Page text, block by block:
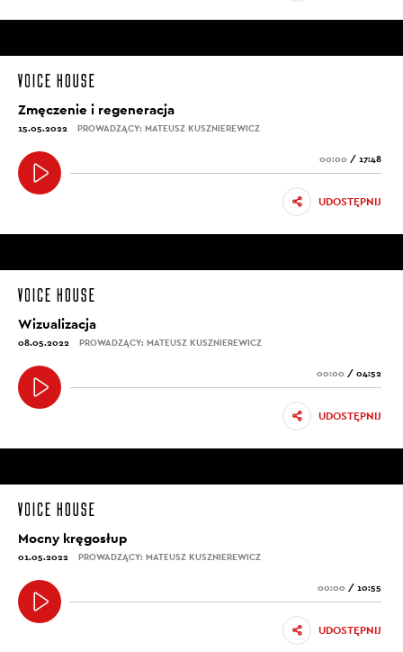
Zmęczenie i regeneracja
15.05.2022 PROWADZĄCY: MATEUSZ KUSZNIEREWICZ
00:00 / 17:48
UDOSTĘPNIJ
Wizualizacja
08.05.2022 PROWADZĄCY: MATEUSZ KUSZNIEREWICZ
00:00 / 04:52
UDOSTĘPNIJ
Mocny kręgosłup
01.05.2022 PROWADZĄCY: MATEUSZ KUSZNIEREWICZ
00:00 / 10:55
UDOSTĘPNIJ